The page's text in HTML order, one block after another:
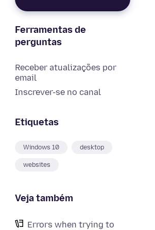
Ferramentas de
perguntas
Receber atualizações por
email
Inscrever-se no canal
Etiquetas
Windows 10 desktop
websites
Veja também
Errors when trying to